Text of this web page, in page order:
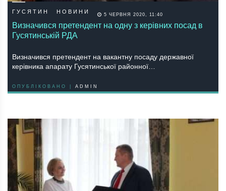
ГУСЯТИН НОВИНИ 5 ЧЕРВНЯ 2020, 11:40
Визначився претендент на одну з керівних посад в
Гусятинській РДА
Визначився претендент на вакантну посаду державної
керівника апарату Гусятинської районної…
ОПУБЛІКОВАНО | ADMIN